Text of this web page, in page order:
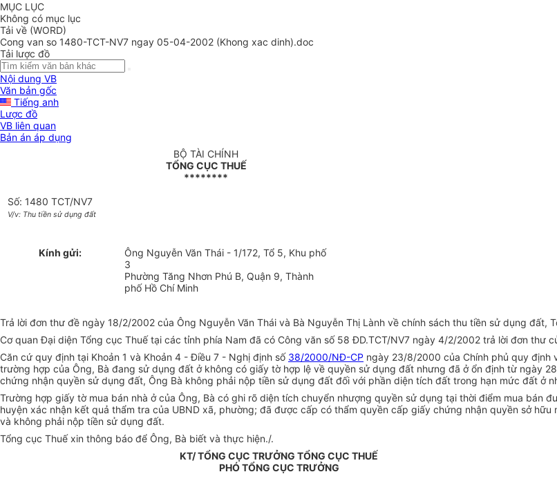
MỤC LỤC
Không có mục lục
Tải về (WORD)
Cong van so 1480-TCT-NV7 ngay 05-04-2002 (Khong xac dinh).doc
Tải lược đồ
Nội dung VB
Văn bản gốc
Tiếng anh
Lược đồ
VB liên quan
Bản án áp dụng
BỘ TÀI CHÍNH
TỔNG CỤC THUẾ
********
Số: 1480 TCT/NV7
V/v: Thu tiền sử dụng đất
Kính gửi:
Ông Nguyễn Văn Thái - 1/172, Tổ 5, Khu phố
3
Phường Tăng Nhơn Phú B, Quận 9, Thành
phố Hồ Chí Minh
Trả lời đơn thư đề ngày 18/2/2002 của Ông Nguyễn Văn Thái và Bà Nguyễn Thị Lành về chính sách thu tiền sử dụng đất,
Cơ quan Đại diện Tổng cục Thuế tại các tỉnh phía Nam đã có Công văn số 58 ĐD.TCT/NV7 ngày 4/2/2002 trả lời đơn thư
Căn cứ quy định tại Khoản 1 và Khoản 4 - Điều 7 - Nghị định số 38/2000/NĐ-CP ngày 23/8/2000 của Chính phủ quy
trường hợp của Ông, Bà đang sử dụng đất ở không có giấy tờ hợp lệ về quyền sử dụng đất nhưng đã ở ổn định từ ngày
chứng nhận quyền sử dụng đất, Ông Bà không phải nộp tiền sử dụng đất đối với phần diện tích đất trong hạn mức đất ở
Trường hợp giấy tờ mua bán nhà ở của Ông, Bà có ghi rõ diện tích chuyển nhượng quyền sử dụng tại thời điểm mua bán
huyện xác nhận kết quả thẩm tra của UBND xã, phường; đã được cấp có thẩm quyền cấp giấy chứng nhận quyền sở
và không phải nộp tiền sử dụng đất.
Tổng cục Thuế xin thông báo để Ông, Bà biết và thực hiện./.
KT/ TỔNG CỤC TRƯỞNG TỔNG CỤC THUẾ
PHÓ TỔNG CỤC TRƯỞNG